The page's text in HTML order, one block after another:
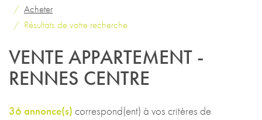
Acheter
Résultats de votre recherche
VENTE APPARTEMENT -
RENNES CENTRE
36 annonce(s) correspond(ent) à vos critères de